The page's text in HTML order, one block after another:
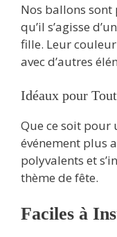
Nos ballons
qu’il s’agisse
fille. Leur
avec d’autres
Idéaux pour
Que ce soit pour
événement plus
polyvalents et
thème de fête.
Faciles à